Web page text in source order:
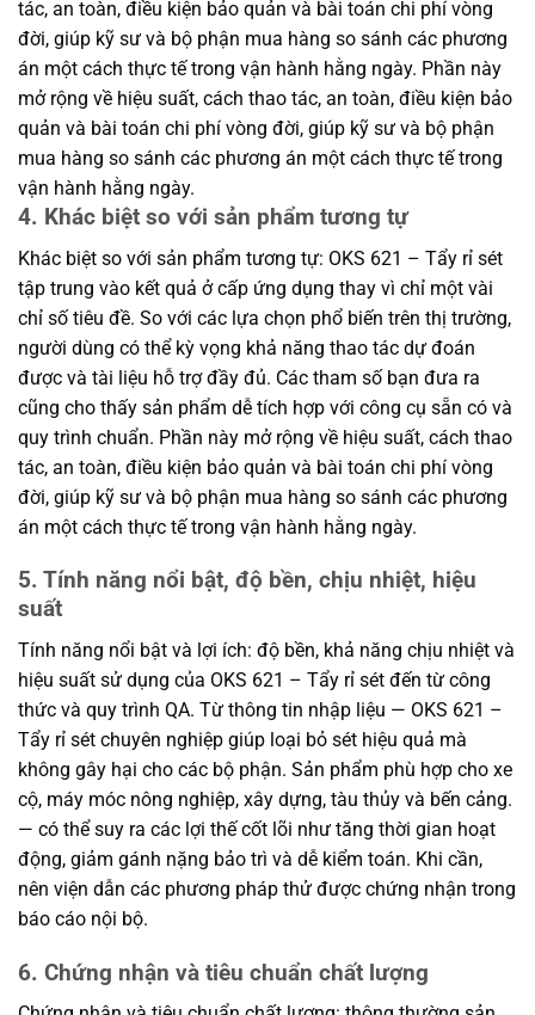
tác, an toàn, điều kiện bảo quản và bài toán chi phí vòng
đời, giúp kỹ sư và bộ phận mua hàng so sánh các phương
án một cách thực tế trong vận hành hằng ngày. Phần này
mở rộng về hiệu suất, cách thao tác, an toàn, điều kiện bảo
quản và bài toán chi phí vòng đời, giúp kỹ sư và bộ phận
mua hàng so sánh các phương án một cách thực tế trong
vận hành hằng ngày.
4. Khác biệt so với sản phẩm tương tự
Khác biệt so với sản phẩm tương tự: OKS 621 – Tẩy rỉ sét
tập trung vào kết quả ở cấp ứng dụng thay vì chỉ một vài
chỉ số tiêu đề. So với các lựa chọn phổ biến trên thị trường,
người dùng có thể kỳ vọng khả năng thao tác dự đoán
được và tài liệu hỗ trợ đầy đủ. Các tham số bạn đưa ra
cũng cho thấy sản phẩm dễ tích hợp với công cụ sẵn có và
quy trình chuẩn. Phần này mở rộng về hiệu suất, cách thao
tác, an toàn, điều kiện bảo quản và bài toán chi phí vòng
đời, giúp kỹ sư và bộ phận mua hàng so sánh các phương
án một cách thực tế trong vận hành hằng ngày.
5. Tính năng nổi bật, độ bền, chịu nhiệt, hiệu
suất
Tính năng nổi bật và lợi ích: độ bền, khả năng chịu nhiệt và
hiệu suất sử dụng của OKS 621 – Tẩy rỉ sét đến từ công
thức và quy trình QA. Từ thông tin nhập liệu — OKS 621 –
Tẩy rỉ sét chuyên nghiệp giúp loại bỏ sét hiệu quả mà
không gây hại cho các bộ phận. Sản phẩm phù hợp cho xe
cộ, máy móc nông nghiệp, xây dựng, tàu thủy và bến cảng.
— có thể suy ra các lợi thế cốt lõi như tăng thời gian hoạt
động, giảm gánh nặng bảo trì và dễ kiểm toán. Khi cần,
nên viện dẫn các phương pháp thử được chứng nhận trong
báo cáo nội bộ.
6. Chứng nhận và tiêu chuẩn chất lượng